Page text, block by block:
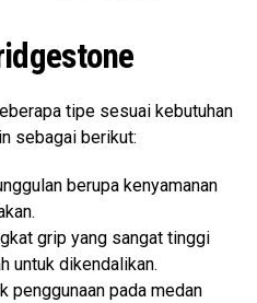
tipe sesuai kebutuhan
sebagai berikut:
berupa kenyamanan
grip yang sangat tinggi
untuk dikendalikan.
penggunaan pada medan